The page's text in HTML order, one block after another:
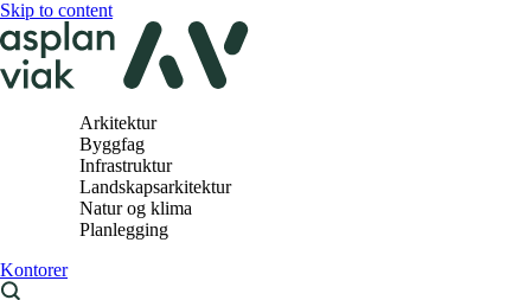
Skip to content
Arkitektur
Byggfag
Infrastruktur
Landskapsarkitektur
Natur og klima
Planlegging
Kontorer